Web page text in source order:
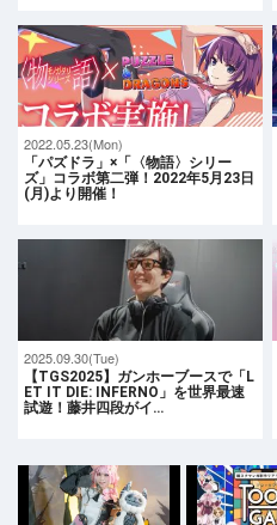
2022.05.23(Mon)
「パズドラ」×「〈物語〉シリー
ズ」コラボ第二弾！2022年5月23日
(月)より開催！
2025.09.30(Tue)
【TGS2025】ガンホーブースで「L
ET IT DIE: INFERNO」を世界最速
試遊！藤井四段がイ…